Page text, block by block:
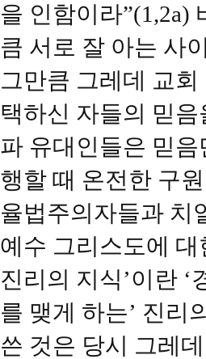
을 인함이라”(1,2a)
큼 서로 잘 아는 사
그만큼 그레데 교
택하신 자들의 믿
파 유대인들은 믿
행할 때 온전한 구
율법주의자들과 치
예수 그리스도에
진리의 지식’이란 ‘
를 맺게 하는’ 진리
쓴 것은 당시 그레